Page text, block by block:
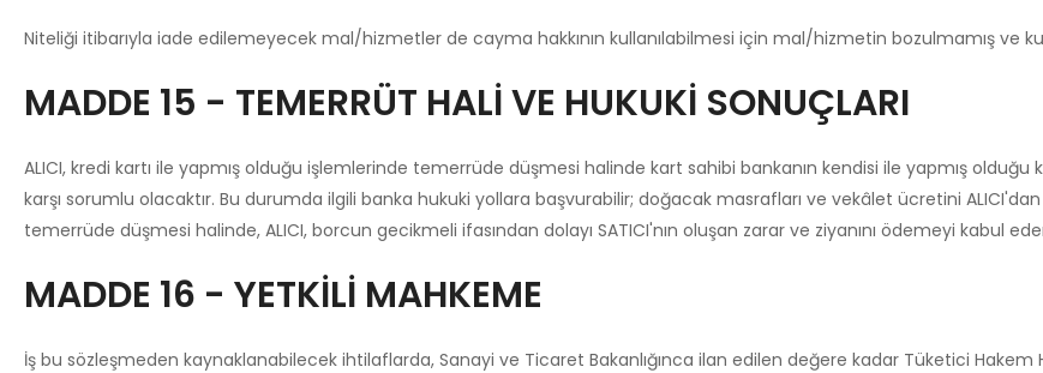
Niteliği itibarıyla iade edilemeyecek mal/hizmetler de cayma hakkının kullanılabilmesi için mal/hizmetin bozulmamış ve
MADDE 15 - TEMERRÜT HALİ VE HUKUKİ SONUÇLARI
ALICI, kredi kartı ile yapmış olduğu işlemlerinde temerrüde düşmesi halinde kart sahibi bankanın kendisi ile yapmış
karşı sorumlu olacaktır. Bu durumda ilgili banka hukuki yollara başvurabilir; doğacak masrafları ve vekâlet ücretini
temerrüde düşmesi halinde, ALICI, borcun gecikmeli ifasından dolayı SATICI'nın oluşan zarar ve ziyanını ödemeyi kabul
MADDE 16 - YETKİLİ MAHKEME
İş bu sözleşmeden kaynaklanabilecek ihtilaflarda, Sanayi ve Ticaret Bakanlığınca ilan edilen değere kadar Tüketici